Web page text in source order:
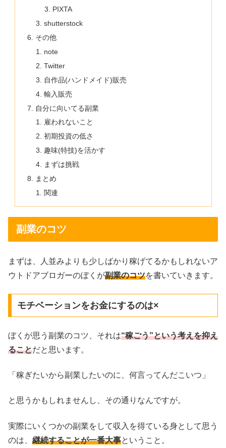
PIXTA
shutterstock
その他
note
Twitter
自作品(ハンドメイド)販売
輸入販売
自分に向いてる副業
雇われないこと
初期投資の低さ
趣味(特技)を活かす
まずは挑戦
まとめ
関連
副業のコツ
まずは、人並みよりも少しばかり稼げてるかもしれないア
ウトドアブロガーのぼくが副業のコツを書いていきます。
モチベーションをお金にするのは×
ぼくが思う副業のコツ、それは“稼ごう”という考えを抑え
ることだと思います。
「稼ぎたいから副業したいのに、何言ってんだこいつ」
と思うかもしれませんし、その通りなんですが。
実際にいくつかの副業をして収入を得ている身として思う
のは、 継続することが一番大事ということ。